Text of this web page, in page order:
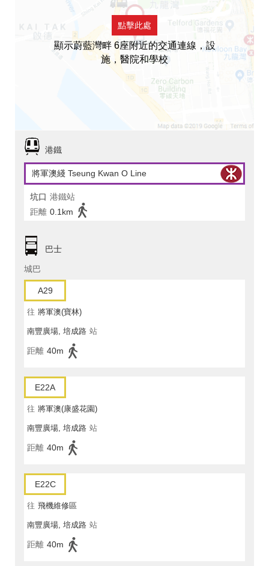
點擊此處
顯示蔚藍灣畔 6座附近的交通連線，設
施，醫院和學校
港鐵
將軍澳綫 Tseung Kwan O Line
坑口 港鐵站
距離 0.1km
巴士
城巴
A29
往 將軍澳(寶林)
南豐廣場, 培成路 站
距離 40m
E22A
往 將軍澳(康盛花園)
南豐廣場, 培成路 站
距離 40m
E22C
往 飛機維修區
南豐廣場, 培成路 站
距離 40m